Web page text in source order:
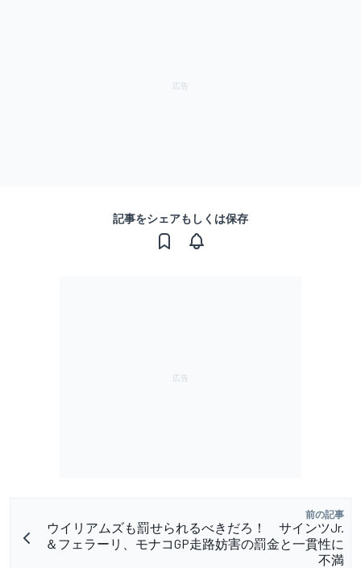
記事をシェアもしくは保存
前の記事
ウイリアムズも罰せられるべきだろ！ サインツJr.
＆フェラーリ、モナコGP走路妨害の罰金と一貫性に
不満